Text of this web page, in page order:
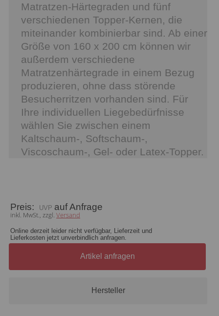
Matratzen-Härtegraden und fünf
verschiedenen Topper-Kernen, die
miteinander kombinierbar sind. Ab einer
Größe von 160 x 200 cm können wir
außerdem verschiedene
Matratzenhärtegrade in einem Bezug
produzieren, ohne dass störende
Besucherritzen vorhanden sind. Für
Ihre individuellen Liegebedürfnisse
wählen Sie zwischen einem
Kaltschaum-, Softschaum-,
Viscoschaum-, Gel- oder Latex-Topper.
Preis: auf Anfrage
inkl. MwSt., zzgl. Versand
Online derzeit leider nicht verfügbar, Lieferzeit und
Lieferkosten jetzt unverbindlich anfragen.
Artikel anfragen
Hersteller